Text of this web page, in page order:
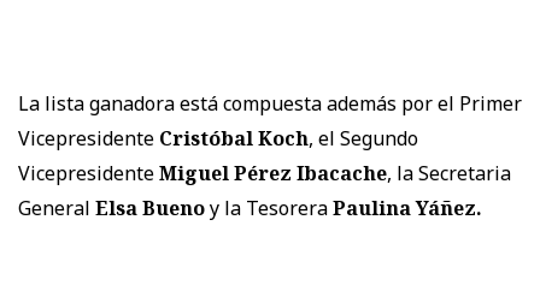
La lista ganadora está compuesta además por el Primer
Vicepresidente Cristóbal Koch, el Segundo
VicepresidenteMiguel Pérez Ibacache, la Secretaria
General Elsa Buenoy la TesoreraPaulina Yáñez.